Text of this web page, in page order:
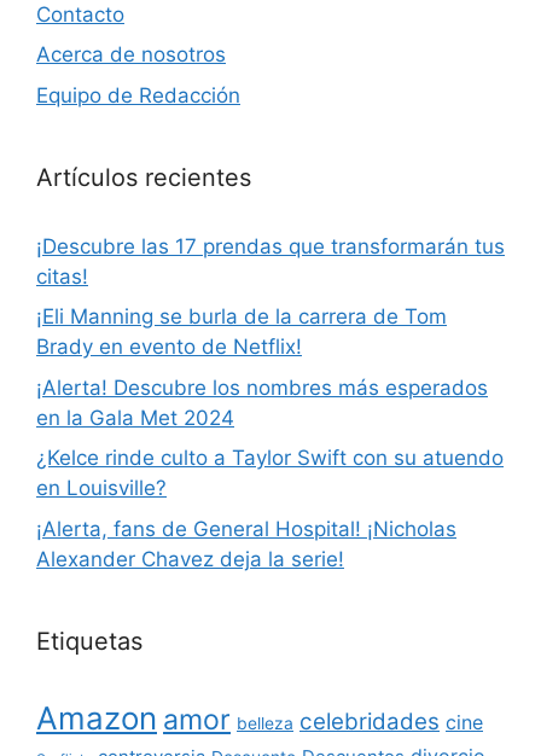
Contacto
Acerca de nosotros
Equipo de Redacción
Artículos recientes
¡Descubre las 17 prendas que transformarán tus
citas!
¡Eli Manning se burla de la carrera de Tom
Brady en evento de Netflix!
¡Alerta! Descubre los nombres más esperados
en la Gala Met 2024
¿Kelce rinde culto a Taylor Swift con su atuendo
en Louisville?
¡Alerta, fans de General Hospital! ¡Nicholas
Alexander Chavez deja la serie!
Etiquetas
Amazon amor belleza celebridades cine